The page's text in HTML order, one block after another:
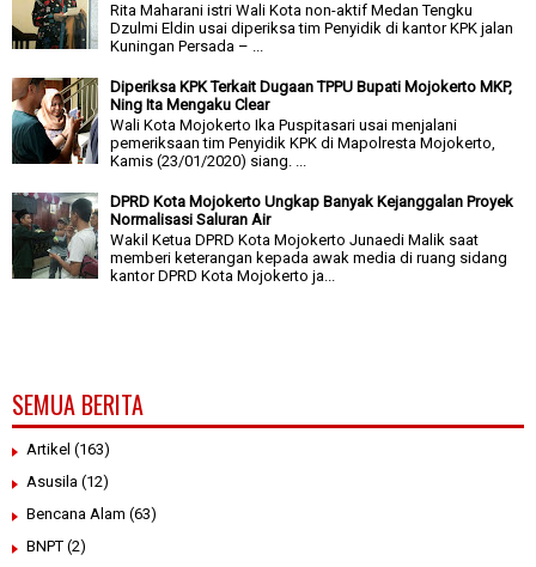
Rita Maharani istri Wali Kota non-aktif Medan Tengku
Dzulmi Eldin usai diperiksa tim Penyidik di kantor KPK jalan
Kuningan Persada – ...
Diperiksa KPK Terkait Dugaan TPPU Bupati Mojokerto MKP,
Ning Ita Mengaku Clear
Wali Kota Mojokerto Ika Puspitasari usai menjalani
pemeriksaan tim Penyidik KPK di Mapolresta Mojokerto,
Kamis (23/01/2020) siang. ...
DPRD Kota Mojokerto Ungkap Banyak Kejanggalan Proyek
Normalisasi Saluran Air
Wakil Ketua DPRD Kota Mojokerto Junaedi Malik saat
memberi keterangan kepada awak media di ruang sidang
kantor DPRD Kota Mojokerto ja...
SEMUA BERITA
Artikel (163)
Asusila (12)
Bencana Alam (63)
BNPT (2)